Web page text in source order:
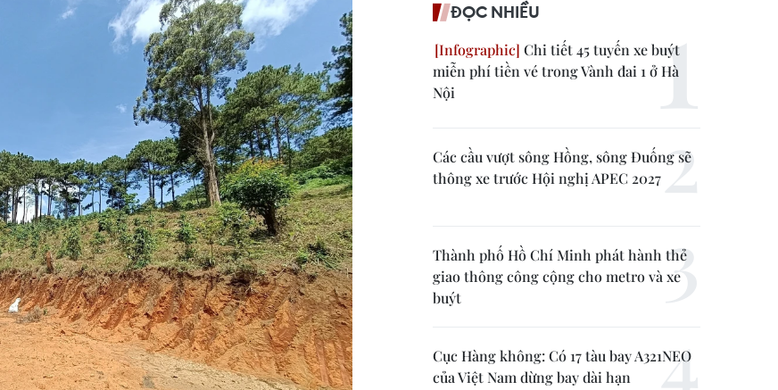
ĐỌC NHIỀU
Chi tiết 45 tuyến xe buýt
miễn phí tiền vé trong Vành đai 1 ở Hà
Nội
Các cầu vượt sông Hồng, sông Đuống sẽ
thông xe trước Hội nghị APEC 2027
Thành phố Hồ Chí Minh phát hành thẻ
giao thông công cộng cho metro và xe
buýt
Cục Hàng không: Có 17 tàu bay A321NEO
của Việt Nam dừng bay dài hạn